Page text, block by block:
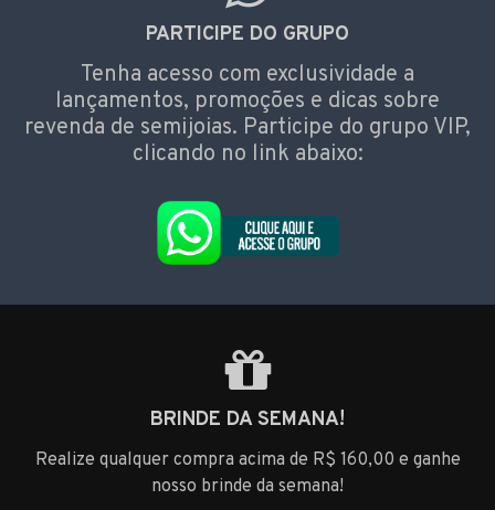
PARTICIPE DO GRUPO
Tenha acesso com exclusividade a
lançamentos, promoções e dicas sobre
revenda de semijoias. Participe do grupo VIP,
clicando no link abaixo:
BRINDE DA SEMANA!
Realize qualquer compra acima de R$ 160,00 e ganhe
nosso brinde da semana!